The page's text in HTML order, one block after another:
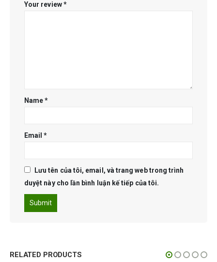
Your review*
Name*
Email*
Lưu tên của tôi, email, và trang web trong trình
duyệt này cho lần bình luận kế tiếp của tôi.
RELATED PRODUCTS